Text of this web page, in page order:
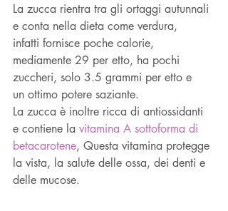
La zucca rientra tra gli ortaggi autunnali
e conta nella dieta come verdura,
infatti fornisce poche calorie,
mediamente 29 per etto, ha pochi
zuccheri, solo 3.5 grammi per etto e
un ottimo potere saziante.
La zucca è inoltre ricca di antiossidanti
e contiene la vitamina A sottoforma di
betacarotene, Questa vitamina protegge
la vista, la salute delle ossa, dei denti e
delle mucose.